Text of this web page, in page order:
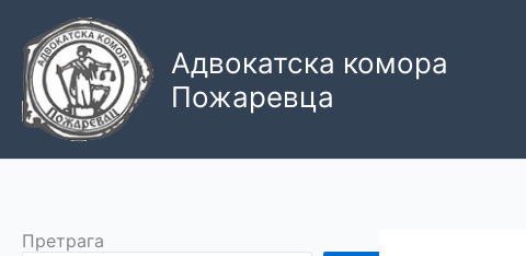
садржај
Адвокатска комора
Пожаревца
Претрага